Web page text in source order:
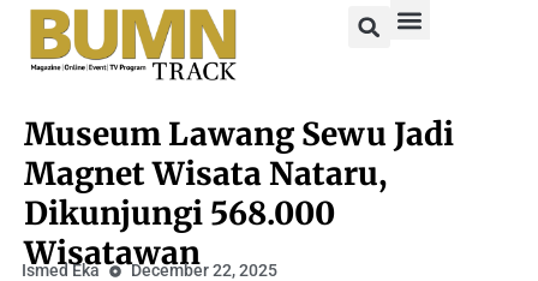
Museum Lawang Sewu Jadi
Magnet Wisata Nataru,
Dikunjungi 568.000
Wisatawan
Ismed Eka December 22, 2025